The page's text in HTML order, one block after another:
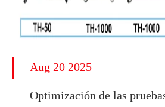
Aug 20 2025
Optimización de las